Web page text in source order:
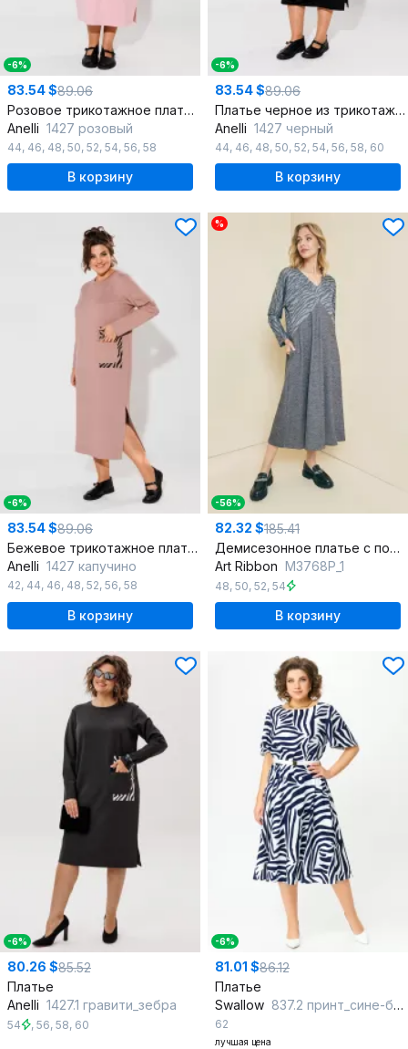
-6%
83.54 $89.06
Розовое трикотажное платье с зеброй и принтом для каждодневного стиля
Anelli 1427 розовый
44, 46, 48, 50, 52, 54, 56, 58
В корзину
-6%
83.54 $89.06
Платье черное из трикотажа с принтом зебра
Anelli 1427 черный
44, 46, 48, 50, 52, 54, 56, 58, 60
В корзину
-6%
83.54 $89.06
Бежевое трикотажное платье с принтом зебры для повседневной носки
Anelli 1427 капучино
42, 44, 46, 48, 52, 56, 58
В корзину
%
-56%
82.32 $185.41
Демисезонное платье с подрезами, V-образная горловина
Art Ribbon M3768P_1
48, 50, 52, 54
В корзину
-6%
80.26 $85.52
Платье
Anelli 1427.1 гравити_зебра
54 , 56, 58, 60
-6%
81.01 $86.12
Платье
Swallow 837.2 принт_сине-белая_зебра
62
лучшая цена